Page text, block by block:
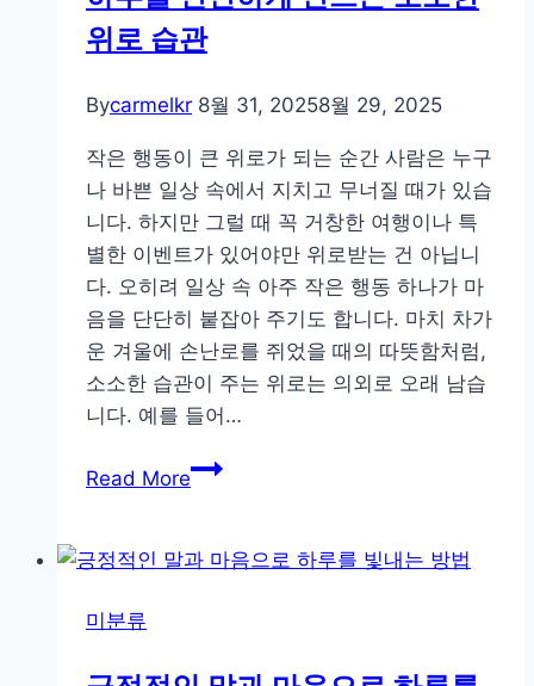
위로 습관
Bycarmelkr 8월 31, 20258월 29, 2025
작은 행동이 큰 위로가 되는 순간 사람은 누구
나 바쁜 일상 속에서 지치고 무너질 때가 있습
니다. 하지만 그럴 때 꼭 거창한 여행이나 특
별한 이벤트가 있어야만 위로받는 건 아닙니
다. 오히려 일상 속 아주 작은 행동 하나가 마
음을 단단히 붙잡아 주기도 합니다. 마치 차가
운 겨울에 손난로를 쥐었을 때의 따뜻함처럼,
소소한 습관이 주는 위로는 의외로 오래 남습
니다. 예를 들어…
Read More하
단
미분류